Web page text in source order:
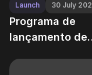
Launch 30 July
Programa de
lançamento de
Garden: quando